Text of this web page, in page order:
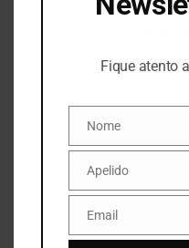
Silva Porto
Fique atento
Nome
Nome
Apelido
Apelido
Email
Email